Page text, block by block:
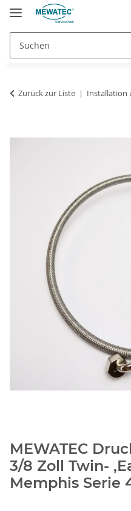
Zurück zur Liste Installation
MEWATEC
3/8 Zoll Twin-
Memphis Serie